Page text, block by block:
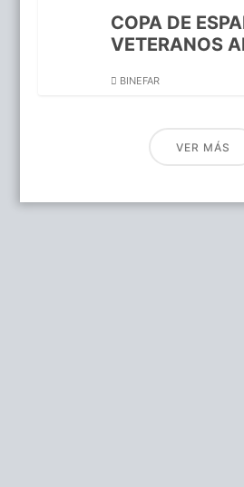
COPA DE
VETERANOS
BINEFAR
VER MÁS